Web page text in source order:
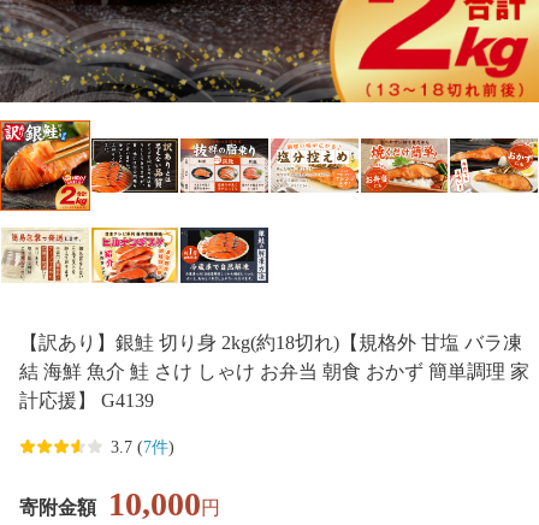
【訳あり】銀鮭 切り身 2kg(約18切れ)【規格外 甘塩 バラ凍
結 海鮮 魚介 鮭 さけ しゃけ お弁当 朝食 おかず 簡単調理 家
計応援】 G4139
3.7 (7件)
寄附金額 10,000円